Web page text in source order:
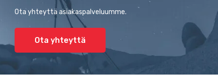
Ota yhteyttä asiakaspalveluumme.
Ota yhteyttä